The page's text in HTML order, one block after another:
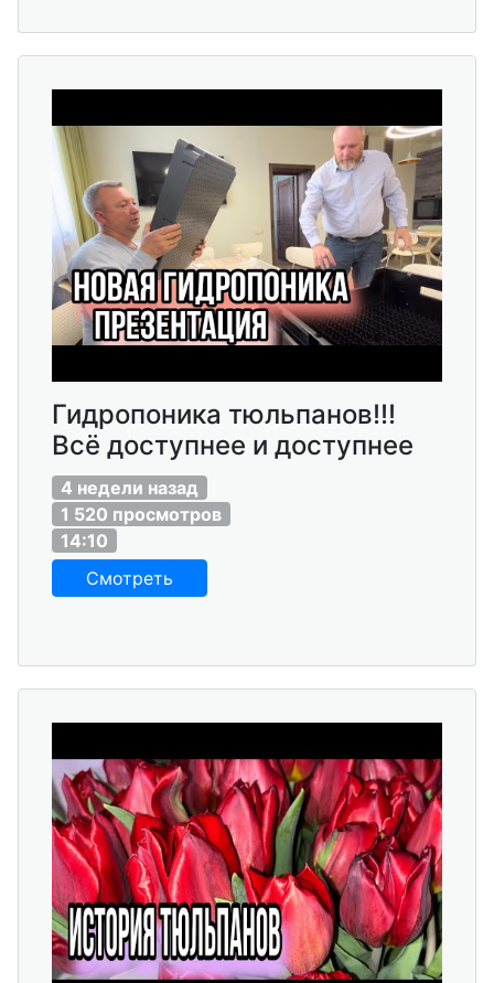
Гидропоника тюльпанов!!!
Всё доступнее и доступнее
4 недели назад
1 520 просмотров
14:10
Смотреть